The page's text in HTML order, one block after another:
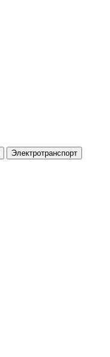
Электротранспорт